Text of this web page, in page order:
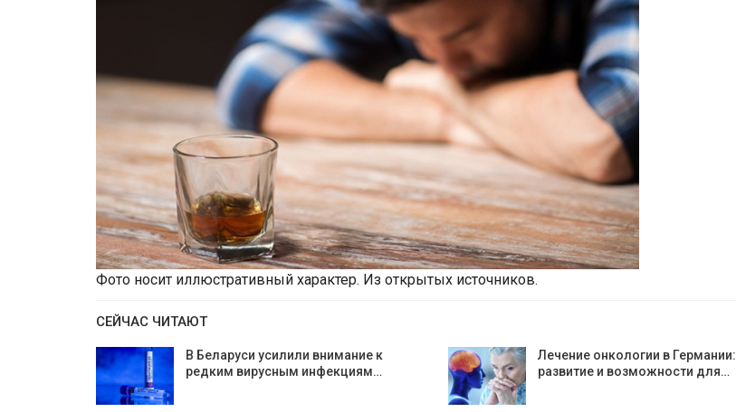
Фото носит иллюстративный характер. Из открытых источников.
СЕЙЧАС ЧИТАЮТ
В Беларуси усилили внимание к
редким вирусным инфекциям…
Лечение онкологии в Германии:
развитие и возможности для…